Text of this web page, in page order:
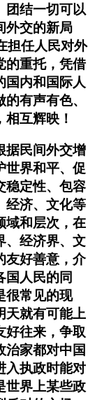
团结一切可以
外交的新局
担任人民对外
的重托，凭借
国内和国际人
有声有色、
互辉映！
据民间外交增
世界和平、促
稳定性、包容
经济、文化等
域和层次，在
、经济界、文
友好善意，介
国人民的同
很常见的现
天就有可能上
好往来，争取
治家都对中国
入执政时能对
世界上某些政